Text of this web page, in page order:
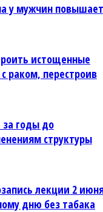
у мужчин повышает
истощенные
раком, перестроив
за годы до
структуры
лекции 2
дню без табака